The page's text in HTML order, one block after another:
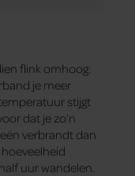
flink omhoog:
je meer
stijgt
dat je zo’n
verbrandt dan
uur wandelen.